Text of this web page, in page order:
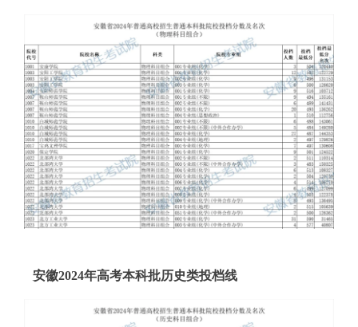
安徽2024年高考本科批历史类投档线